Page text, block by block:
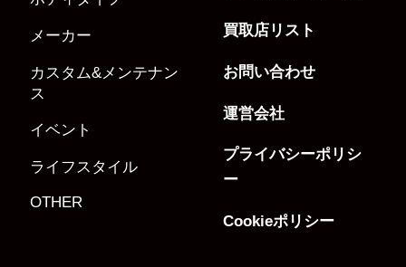
メーカー
カスタム&メンテナン
ス
イベント
ライフスタイル
OTHER
買取店リスト
お問い合わせ
運営会社
プライバシーポリシ
ー
Cookieポリシー